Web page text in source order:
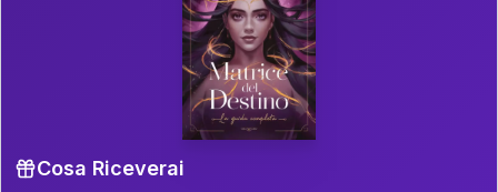
P.S. Interpretazione parziale
gratuita
Scorri più in basso per vedere
un'interpretazione parziale gratuita della tua
Cosa Riceverai